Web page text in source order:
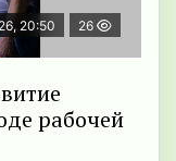
20:50 26
рабочей